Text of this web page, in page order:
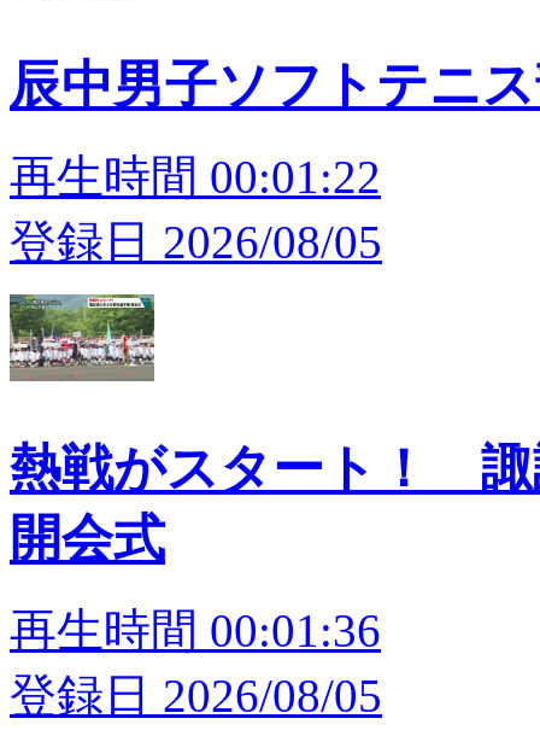
辰中男子ソフトテニ
再生時間 00:01:22
登録日 2026/08/05
熱戦がスタート！
開会式
再生時間 00:01:36
登録日 2026/08/05